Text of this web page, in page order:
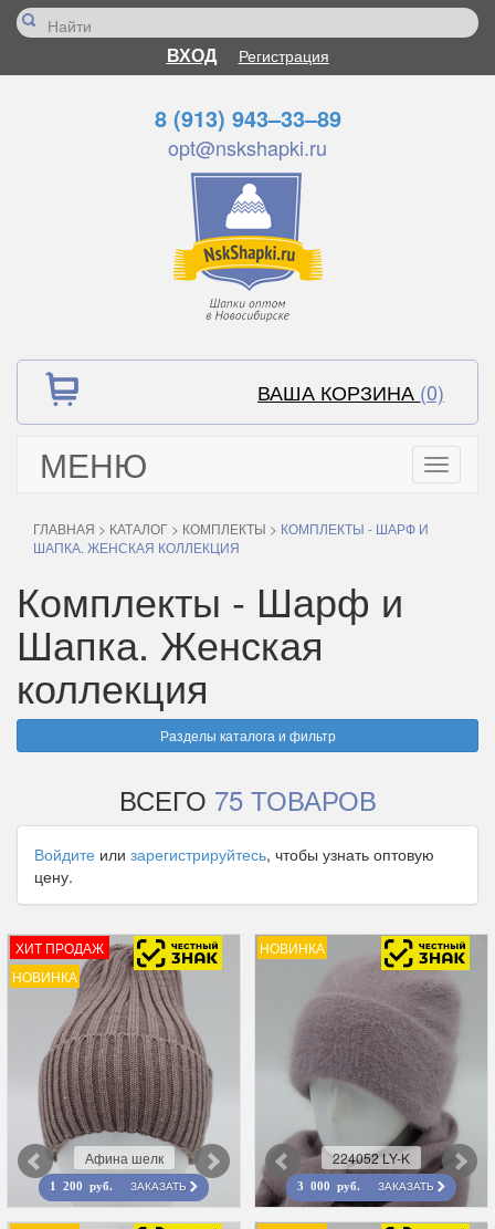
ВХОД Регистрация
8 (913) 943–33–89
opt@nskshapki.ru
ВАША КОРЗИНА (0)
МЕНЮ
Toggle
ГЛАВНАЯ > КАТАЛОГ > КОМПЛЕКТЫ > КОМПЛЕКТЫ - ШАРФ И
ШАПКА. ЖЕНСКАЯ КОЛЛЕКЦИЯ
Комплекты - Шарф и
Шапка. Женская
коллекция
Разделы каталога и фильтр
ВСЕГО 75 ТОВАРОВ
Войдите или зарегистрируйтесь, чтобы узнать оптовую
цену.
ХИТ ПРОДАЖ
НОВИНКА
Афина шелк
1 200 руб. ЗАКАЗАТЬ
НОВИНКА
224052 LY-K
3 000 руб. ЗАКАЗАТЬ